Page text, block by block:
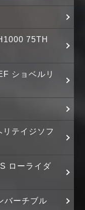
75TH
ショベルリ
テイジソフ
ローライダ
バーチブル